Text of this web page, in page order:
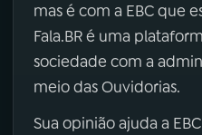
mas é com a EBC que
Fala.BR é uma
sociedade com a
meio das Ouvidorias.
Sua opinião ajuda a